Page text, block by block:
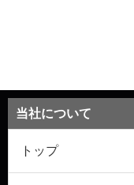
当社について
トップ